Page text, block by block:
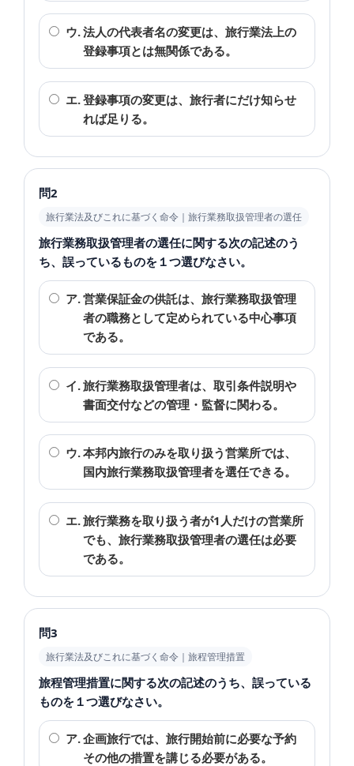
ウ.法人の代表者名の変更は、旅行業法上の
登録事項とは無関係である。
エ.登録事項の変更は、旅行者にだけ知らせ
れば足りる。
問2
旅行業法及びこれに基づく命令｜旅行業務取扱管理者の選任
旅行業務取扱管理者の選任に関する次の記述のう
ち、誤っているものを１つ選びなさい。
ア.営業保証金の供託は、旅行業務取扱管理
者の職務として定められている中心事項
である。
イ.旅行業務取扱管理者は、取引条件説明や
書面交付などの管理・監督に関わる。
ウ.本邦内旅行のみを取り扱う営業所では、
国内旅行業務取扱管理者を選任できる。
エ.旅行業務を取り扱う者が1人だけの営業所
でも、旅行業務取扱管理者の選任は必要
である。
問3
旅行業法及びこれに基づく命令｜旅程管理措置
旅程管理措置に関する次の記述のうち、誤っている
ものを１つ選びなさい。
ア.企画旅行では、旅行開始前に必要な予約
その他の措置を講じる必要がある。